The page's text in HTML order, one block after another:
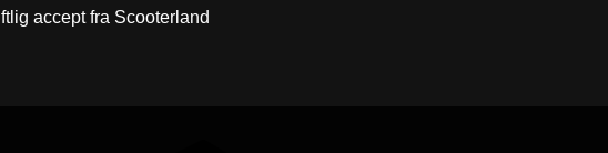
accept fra Scooterland